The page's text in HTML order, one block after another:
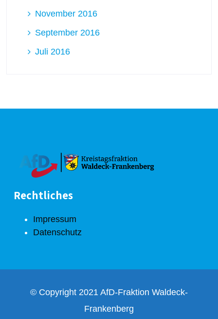
November 2016
September 2016
Juli 2016
Rechtliches
Impressum
Datenschutz
© Copyright 2021 AfD-Fraktion Waldeck-
Frankenberg